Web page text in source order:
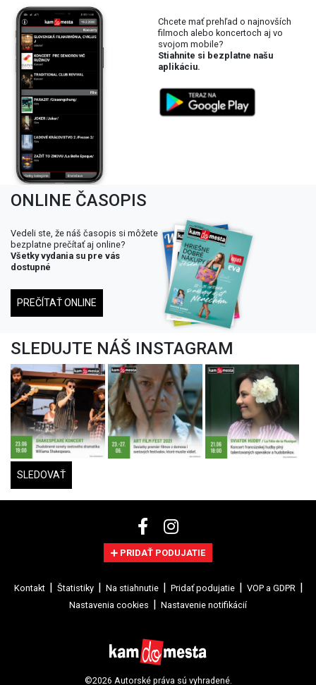
Chcete mať prehľad o najnovších
filmoch alebo koncertoch aj vo
svojom mobile?
Stiahnite si bezplatne našu
aplikáciu.
ONLINE ČASOPIS
Vedeli ste, že náš časopis si môžete
bezplatne prečítať aj online?
Všetky vydania su pre vás
dostupné
PREČÍTAŤ ONLINE
SLEDUJTE NÁŠ INSTAGRAM
SLEDOVAŤ
PRIDAŤ PODUJATIE
Kontakt Štatistiky Na stiahnutie Pridať podujatie
VOP a GDPR
Nastavenia cookies
Nastavenie notifikácií
©2026 Autorské práva sú vyhradené.